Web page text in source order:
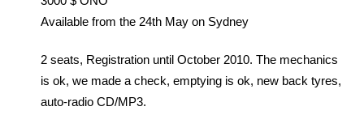
Available from the 24th May on Sydney
2 seats, Registration until October 2010. The mechanics
is ok, we made a check, emptying is ok, new back tyres,
auto-radio CD/MP3.